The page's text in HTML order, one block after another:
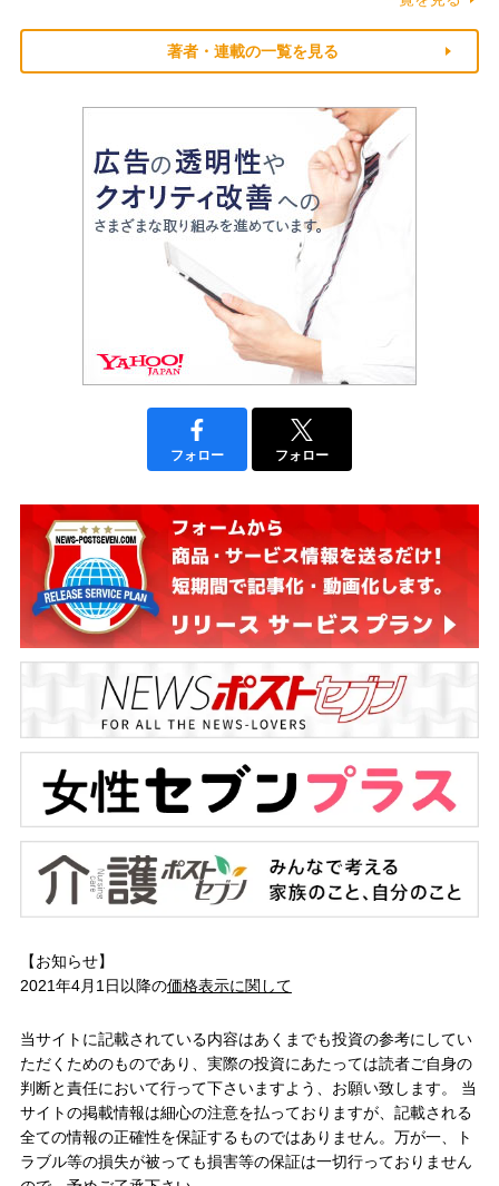
著者・連載の一覧を見る
フォロー フォロー
【お知らせ】
2021年4月1日以降の価格表示に関して
当サイトに記載されている内容はあくまでも投資の参考にしてい
ただくためのものであり、実際の投資にあたっては読者ご自身の
判断と責任において行って下さいますよう、お願い致します。 当
サイトの掲載情報は細心の注意を払っておりますが、記載される
全ての情報の正確性を保証するものではありません。万が一、ト
ラブル等の損失が被っても損害等の保証は一切行っておりません